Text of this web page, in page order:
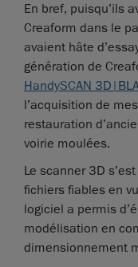
En bref, puisqu’ils
Creaform dans le
avaient hâte
génération de
HandySCAN
l’acquisition de
restauration
voirie moulées.
Le scanner 3D
fichiers fiables en
logiciel a permis
modélisation en
dimensionnement